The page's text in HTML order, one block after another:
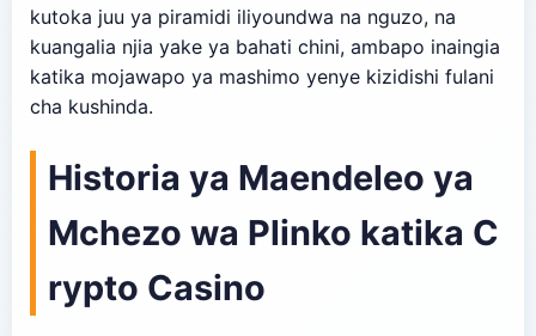
kutoka juu ya piramidi iliyoundwa na nguzo, na
kuangalia njia yake ya bahati chini, ambapo inaingia
katika mojawapo ya mashimo yenye kizidishi fulani
cha kushinda.
Historia ya Maendeleo ya
Mchezo wa Plinko katika C
rypto Casino